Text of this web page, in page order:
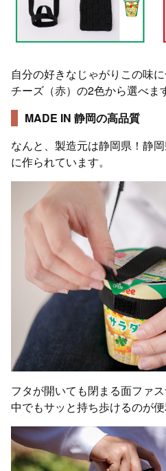
自分の好きなじゃがりこの味
チーズ（赤）の2色から選べま
MADE IN 静岡の高品質
なんと、製造元は静岡県！静
に作られています。
フタが開いても閉まる面ファ
中でもサッと持ち歩けるのが便